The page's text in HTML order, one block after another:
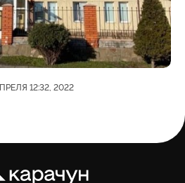
12:32, 2022